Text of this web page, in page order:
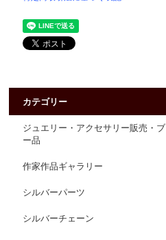
カテゴリー
ジュエリー・アクセサリー販売・
ー品
作家作品ギャラリー
シルバーパーツ
シルバーチェーン